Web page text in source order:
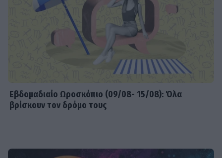
Εβδομαδιαίo Ωροσκόπιο (09/08- 15/08): Όλα
βρίσκουν τον δρόμο τους